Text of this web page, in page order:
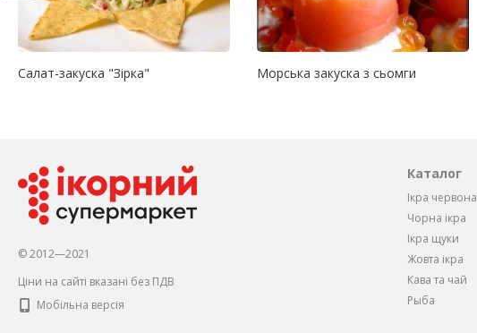
Салат-закуска "Зірка" Морська закуска з сьомги
© 2012—2021
Ціни на сайті вказані без ПДВ
Мобільна версія
Каталог
Ікра червона
Чорна iкра
Iкра щуки
Жовта iкра
Кава та чай
Рыба